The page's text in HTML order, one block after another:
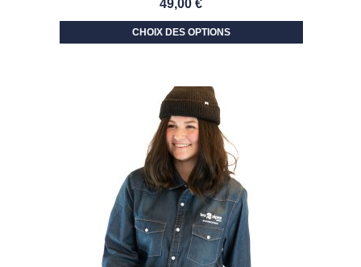
49,00 €
CHOIX DES OPTIONS